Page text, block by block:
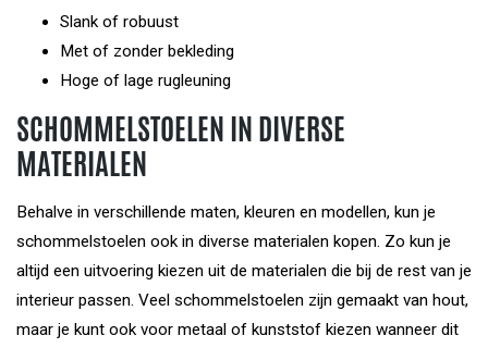
Slank of robuust
Met of zonder bekleding
Hoge of lage rugleuning
SCHOMMELSTOELEN IN DIVERSE
MATERIALEN
Behalve in verschillende maten, kleuren en modellen, kun je
schommelstoelen ook in diverse materialen kopen. Zo kun je
altijd een uitvoering kiezen uit de materialen die bij de rest van je
interieur passen. Veel schommelstoelen zijn gemaakt van hout,
maar je kunt ook voor metaal of kunststof kiezen wanneer dit